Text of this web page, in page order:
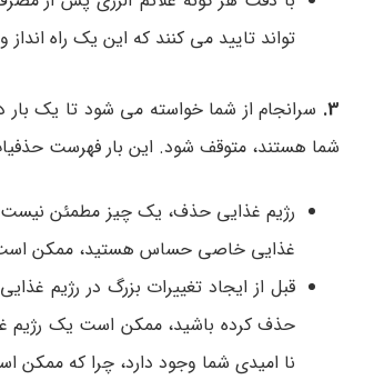
تواند تایید می کنند که این یک راه
3. سرانجام از شما خواسته می شود تا یک بار
شما هستند، متوقف شود. این بار فهرست
رژیم غذایی حذف، یک چیز مطمئن نیست.
غذایی خاصی حساس هستید، ممکن است
قبل از ایجاد تغییرات بزرگ در رژیم
حذف کرده باشید، ممکن است یک رژیم
نا امیدی شما وجود دارد، چرا که